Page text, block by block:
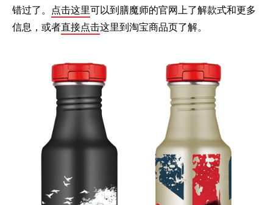
错过了。 点击这里可以到膳魔师的官网上了解款式和更多
信息，或者直接点击这里到淘宝商品页了解。